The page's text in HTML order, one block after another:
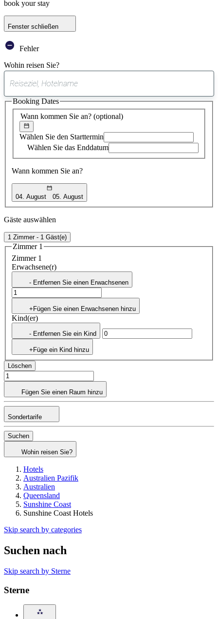
book your stay
Fenster schließen
Fehler
Wohin reisen Sie?
gefundener
Vorschlag
Wann kommen Sie an? (optional)
Wählen Sie den Starttermin
Wählen Sie das Enddatum
Wann kommen Sie an?
04. August 05. August
Booking Dates
Gäste auswählen
1 Zimmer - 1 Gäst(e)
Zimmer 1
Zimmer 1
Erwachsene(r)
- Entfernen Sie einen Erwachsenen
+Fügen Sie einen Erwachsenen hinzu
Kind(er)
- Entfernen Sie ein Kind
+Füge ein Kind hinzu
Löschen
Fügen Sie einen Raum hinzu
Sondertarife
Suchen
Wohin reisen Sie?
Hotels
Australien Pazifik
Australien
Queensland
Sunshine Coast
Sunshine Coast Hotels
Skip search by categories
Suchen nach
Skip search by Sterne
Sterne